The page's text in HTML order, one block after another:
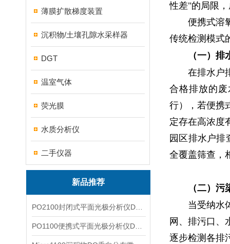
薄膜扩散梯度装置
沉积物/土壤孔隙水采样器
DGT
温室气体
荧光膜
水质分析仪
二手仪器
新品推荐
性差"的局限
便携式溶
传统检测模式
（一）
在排水户
合格排放的
行），若便携
定存在高浓度
园区排水户排
全覆盖筛查，
（二）
当受纳水
网、排污口、
逐步检测各排